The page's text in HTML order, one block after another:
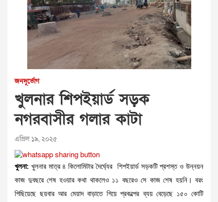
জনদূর্ভোগ
খুলনার শিপইয়ার্ড সড়ক
নগরবাসীর গলার কাটা
এপ্রিল ১৯, ২০২৫
খুলনা: খুলনার মাত্র ৪ কিলোমিটার দৈর্ঘ্যের শিপইয়ার্ড সড়কটি প্রশস্ত ও উন্নয়ন
কাজ দুবছরে শেষ হওয়ার কথা থাকলেও ১১ বছরেও সে কাজ শেষ হয়নি। বরং
পিছিয়েছে ছয়বার আর মেয়াদ বাড়াতে গিয়ে প্রকল্পের ব্যয় বেড়েছে ১৫০ কোটি